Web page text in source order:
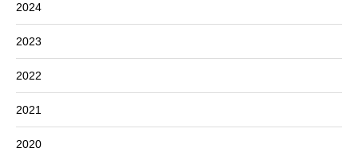
2024
2023
2022
2021
2020